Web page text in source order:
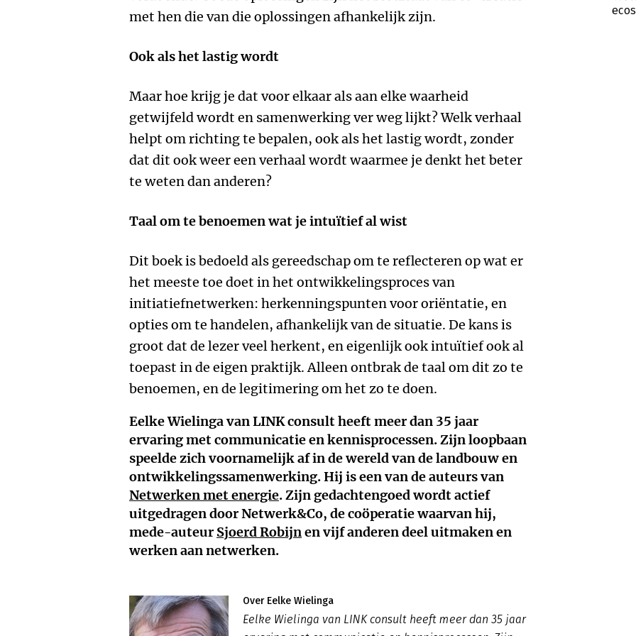
met hen die van die oplossingen afhankelijk zijn.
Ook als het lastig wordt
Maar hoe krijg je dat voor elkaar als aan elke waarheid
getwijfeld wordt en samenwerking ver weg lijkt? Welk verhaal
helpt om richting te bepalen, ook als het lastig wordt, zonder
dat dit ook weer een verhaal wordt waarmee je denkt het beter
te weten dan anderen?
Taal om te benoemen wat je intuïtief al wist
Dit boek is bedoeld als gereedschap om te reflecteren op wat er
het meeste toe doet in het ontwikkelingsproces van
initiatiefnetwerken: herkenningspunten voor oriëntatie, en
opties om te handelen, afhankelijk van de situatie. De kans is
groot dat de lezer veel herkent, en eigenlijk ook intuïtief ook al
toepast in de eigen praktijk. Alleen ontbrak de taal om dit zo te
benoemen, en de legitimering om het zo te doen.
Eelke Wielinga van LINK consult heeft meer dan 35 jaar
ervaring met communicatie en kennisprocessen. Zijn loopbaan
speelde zich voornamelijk af in de wereld van de landbouw en
ontwikkelingssamenwerking. Hij is een van de auteurs van
Netwerken met energie.Zijn gedachtengoed wordt actief
uitgedragen door Netwerk&Co, de coöperatie waarvan hij,
mede-auteur Sjoerd Robijnen vijf anderen deel uitmaken en
werken aan netwerken.
Over Eelke Wielinga
Eelke Wielinga van LINK consult heeft meer dan 35 jaar